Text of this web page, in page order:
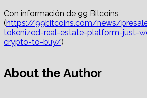
Con información de 99 Bitcoins
(https://99bitcoins.com/news/
tokenized-real-estate-platform-just-
crypto-to-buy/)
About the Author